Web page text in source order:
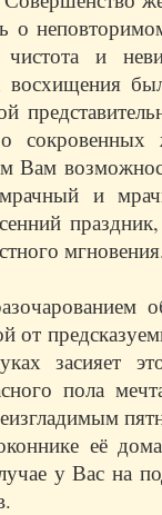
о
и
сокровенных
Вам
и
от
засияет
пола
её
у Вас на